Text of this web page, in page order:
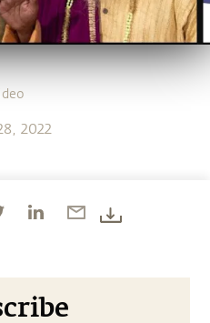
2022